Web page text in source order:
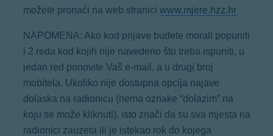
možete pronaći na web stranici www.mjere.hzz.hr
NAPOMENA: Ako kod prijave budete morali popuniti
i 2 reda kod kojih nije navedeno što treba ispuniti, u
jedan red ponovite Vaš e-mail, a u drugi broj
mobitela. Ukoliko nije dostupna opcija najave
dolaska na radionicu (nema oznake “dolazim” na
koju se može kliknuti), isto znači da su sva mjesta na
radionici zauzeta ili je istekao rok do kojega